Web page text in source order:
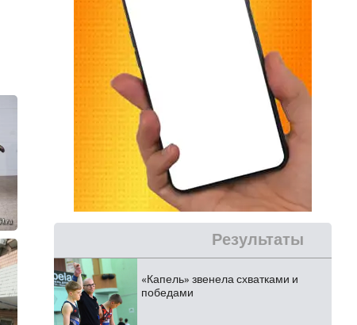
Результаты
«Капель» звенела схватками и
победами